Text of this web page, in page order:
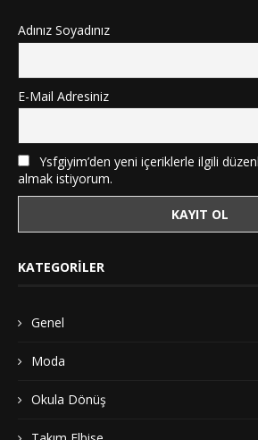
Adınız Soyadınız
E-Mail Adresiniz
Ysfgiyim’den yeni içeriklerle ilgili
almak istiyorum.
KATEGORILER
Genel
Moda
Okula Dönüş